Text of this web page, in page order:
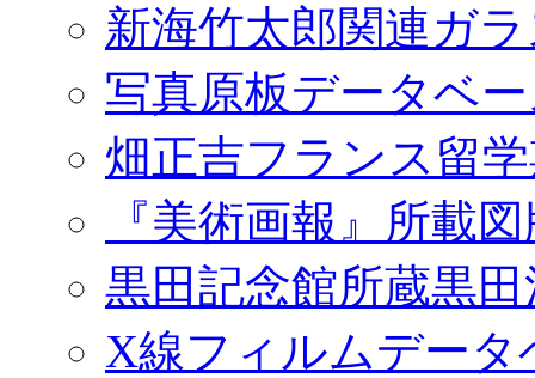
新海竹太郎関連ガ
写真原板データベ
畑正吉フランス留
『美術画報』所載
黒田記念館所蔵黒
X線フィルムデータ